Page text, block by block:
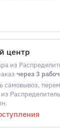
центр
из
через 3
самовывоз,
из